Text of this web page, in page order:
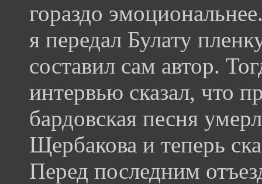
гораздо
я передал Булату
составил сам автор.
интервью сказал, что
бардовская песня
Щербакова и теперь
Перед последним